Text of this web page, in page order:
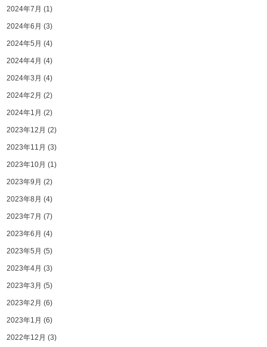
2024年7月 (1)
2024年6月 (3)
2024年5月 (4)
2024年4月 (4)
2024年3月 (4)
2024年2月 (2)
2024年1月 (2)
2023年12月 (2)
2023年11月 (3)
2023年10月 (1)
2023年9月 (2)
2023年8月 (4)
2023年7月 (7)
2023年6月 (4)
2023年5月 (5)
2023年4月 (3)
2023年3月 (5)
2023年2月 (6)
2023年1月 (6)
2022年12月 (3)